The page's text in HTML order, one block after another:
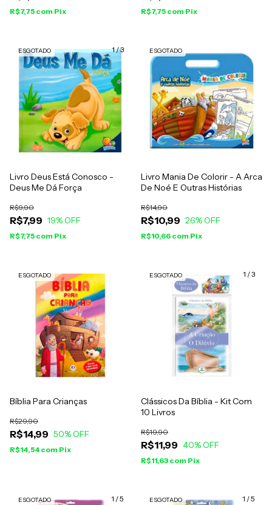
R$7,75 com Pix R$7,75 com Pix
1/3
ESGOTADO
Livro Deus Está Conosco -
Deus Me Dá Força
R$7,99
R$9,90
19% OFF
R$7,75 com Pix
ESGOTADO
Livro Mania De Colorir - A Arca
De Noé E Outras Histórias
R$10,99
R$14,90
26% OFF
R$10,66 com Pix
ESGOTADO
Bíblia Para Crianças
R$14,99
R$29,90
50% OFF
R$14,54 com Pix
1 /3
ESGOTADO
Clássicos Da Bíblia - Kit Com
10 Livros
R$11,99
R$19,90
40% OFF
R$11,63 com Pix
1 /5
ESGOTADO 1 /5
ESGOTADO